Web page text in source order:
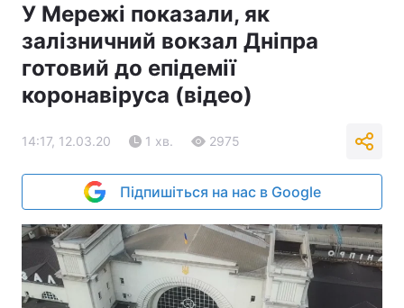
У Мережі показали, як
залізничний вокзал Дніпра
готовий до епідемії
коронавіруса (відео)
14:17, 12.03.20 1 хв. 2975
Підпишіться на нас в Google